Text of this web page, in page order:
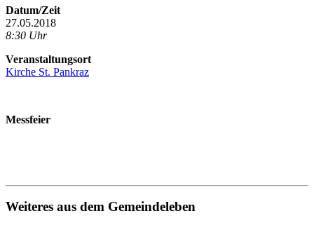
Datum/Zeit
27.05.2018
8:30 Uhr
Veranstaltungsort
Kirche St. Pankraz
Messfeier
Weiteres aus dem Gemeindeleben